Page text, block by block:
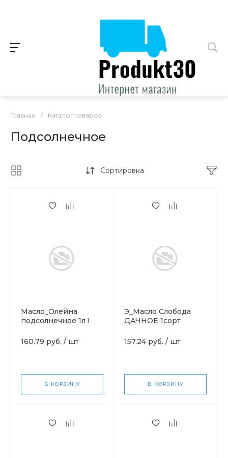
Главная / Каталог товаров
Подсолнечное
Сортировка
Масло_Олейна
подсолнечное 1л !
160.79 руб. / шт
В КОРЗИНУ
Э_Масло Слобода
ДАЧНОЕ 1сорт
157.24 руб. / шт
В КОРЗИНУ